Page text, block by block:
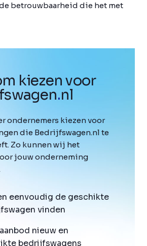
betrouwbaarheid die het met
kiezen voor
.nl
ondernemers kiezen voor
die Bedrijfswagen.nl te
Zo kunnen wij het
jouw onderneming
eenvoudig de geschikte
vinden
nieuw en
bedrijfswagens